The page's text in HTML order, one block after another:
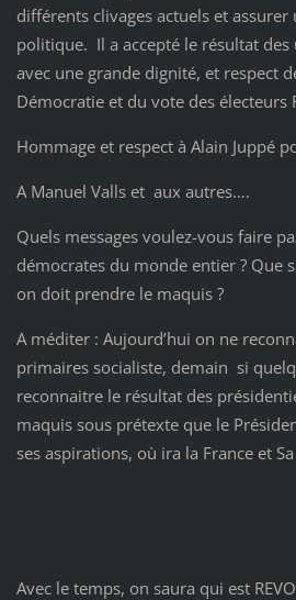
différents clivages actuels et
politique. Il a accepté le résultat des
avec une grande dignité, et respect
Démocratie et du vote des électeurs
Hommage et respect à Alain Juppé
A Manuel Valls et aux autres….
Quels messages voulez-vous faire
démocrates du monde entier ? Que
on doit prendre le maquis ?
A méditer : Aujourd’hui on ne
primaires socialiste, demain si
reconnaitre le résultat des
maquis sous prétexte que le
ses aspirations, où ira la France et
Avec le temps, on saura qui est